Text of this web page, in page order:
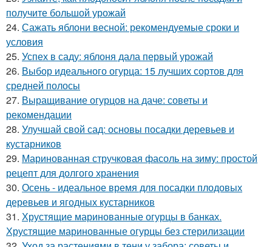
получите большой урожай
24. Сажать яблони весной: рекомендуемые сроки и
условия
25. Успех в саду: яблоня дала первый урожай
26. Выбор идеального огурца: 15 лучших сортов для
средней полосы
27. Выращивание огурцов на даче: советы и
рекомендации
28. Улучшай свой сад: основы посадки деревьев и
кустарников
29. Маринованная стручковая фасоль на зиму: простой
рецепт для долгого хранения
30. Осень - идеальное время для посадки плодовых
деревьев и ягодных кустарников
31. Хрустящие маринованные огурцы в банках.
Хрустящие маринованные огурцы без стерилизации